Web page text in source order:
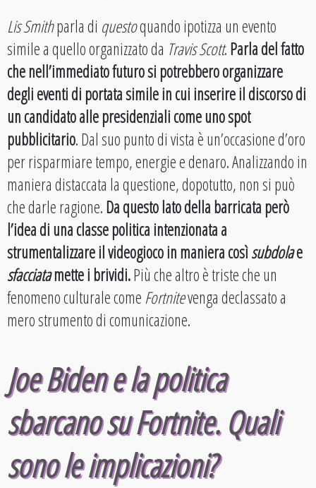
Lis Smithparla di questoquando ipotizza un evento
simile a quello organizzato da Travis Scott.Parla del fatto
che nell’immediato futuro si potrebbero organizzare
degli eventi di portata simile in cui inserire il discorso di
un candidato alle presidenziali come uno spot
pubblicitario. Dal suo punto di vista è un’occasione d’oro
per risparmiare tempo, energie e denaro. Analizzando in
maniera distaccata la questione, dopotutto, non si può
che darle ragione.Da questo lato della barricata però
l’idea di una classe politica intenzionata a
strumentalizzare il videogioco in maniera cosìsubdolae
sfacciatamette i brividi.Più che altro è triste che un
fenomeno culturale come Fortnitevenga declassato a
mero strumento di comunicazione.
Joe Biden e la politica
sbarcano su Fortnite. Quali
sono le implicazioni?